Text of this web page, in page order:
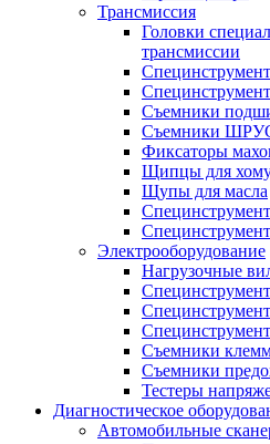
Трансмиссия
Головки
трансмиссии
Съемники
Съемники
Фиксаторы
Щипцы для
Щупы для масла
Электрооборудование
Нагрузочные
Съемники
Съемники
Тестеры
Диагностическое
Автомобильные